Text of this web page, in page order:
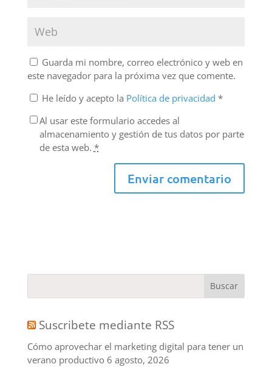
Guarda mi nombre, correo electrónico y web en
este navegador para la próxima vez que comente.
He leído y acepto la Política de privacidad *
Al usar este formulario accedes al
almacenamiento y gestión de tus datos por parte
de esta web. *
Suscribete mediante RSS
Cómo aprovechar el marketing digital para tener un
verano productivo 6 agosto, 2026